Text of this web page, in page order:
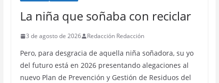
La niña que soñaba con reciclar
3 de agosto de 2026 Redacción Redacción
Pero, para desgracia de aquella niña soñadora, su yo
del futuro está en 2026 presentando alegaciones al
nuevo Plan de Prevención y Gestión de Residuos del